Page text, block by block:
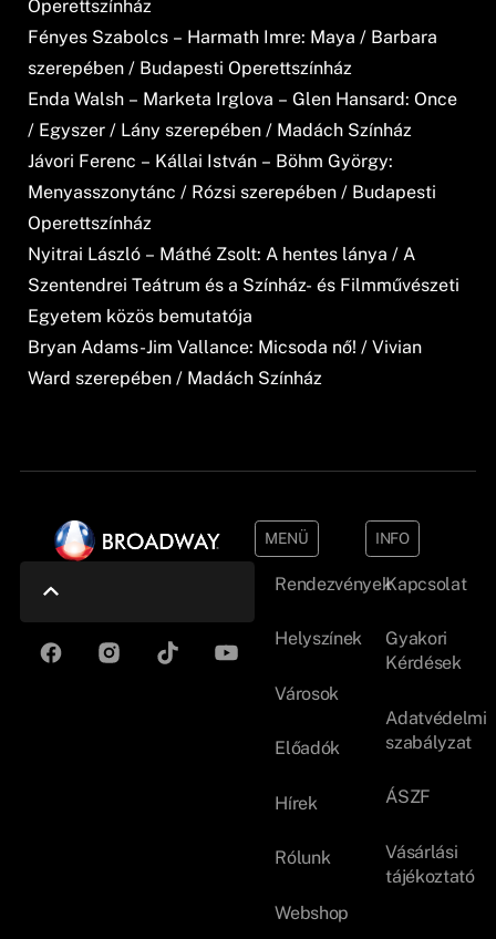
Operettszínház
Fényes Szabolcs – Harmath Imre: Maya / Barbara
szerepében / Budapesti Operettszínház
Enda Walsh – Marketa Irglova – Glen Hansard: Once
/ Egyszer / Lány szerepében / Madách Színház
Jávori Ferenc – Kállai István – Böhm György:
Menyasszonytánc / Rózsi szerepében / Budapesti
Operettszínház
Nyitrai László – Máthé Zsolt: A hentes lánya / A
Szentendrei Teátrum és a Színház- és Filmművészeti
Egyetem közös bemutatója
Bryan Adams-Jim Vallance: Micsoda nő! / Vivian
Ward szerepében / Madách Színház
MENÜ
Rendezvények
Helyszínek
Városok
Előadók
Hírek
Rólunk
Webshop
INFO
Kapcsolat
Gyakori
Kérdések
Adatvédelmi
szabályzat
ÁSZF
Vásárlási
tájékoztató